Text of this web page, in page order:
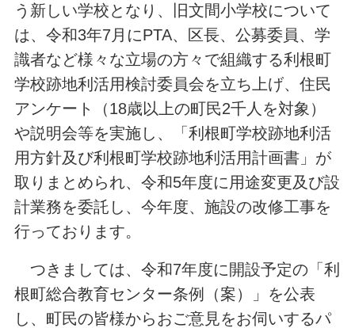
う新しい学校となり、旧文間小学校について
は、令和3年7月にPTA、区長、公募委員、学
識者など様々な立場の方々で組織する利根町
学校跡地利活用検討委員会を立ち上げ、住民
アンケート（18歳以上の町民2千人を対象）
や説明会等を実施し、「利根町学校跡地利活
用方針及び利根町学校跡地利活用計画書」が
取りまとめられ、令和5年度に用途変更及び設
計業務を委託し、今年度、施設の改修工事を
行っております。
つきましては、令和7年度に開設予定の「利
根町総合教育センター条例（案）」を公表
し、町民の皆様からおご意見をお伺いするパ